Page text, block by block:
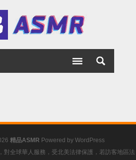
精品ASMR Powered by WordPress
對全球華人服務，受北美法律保護，若訪客地區法